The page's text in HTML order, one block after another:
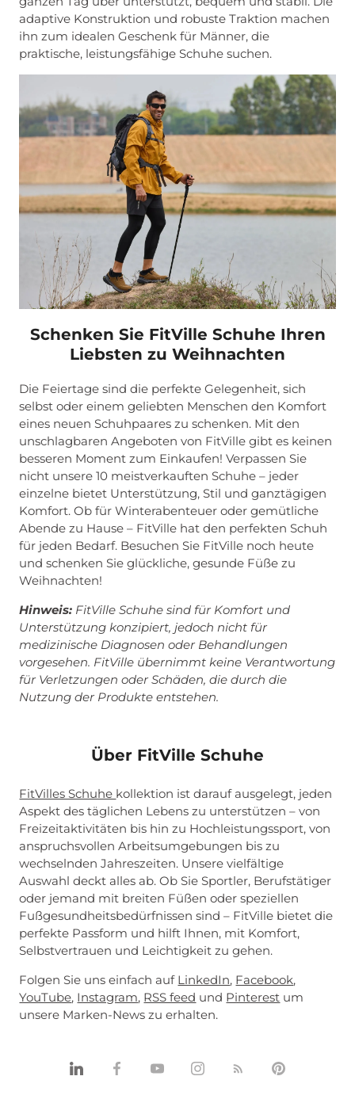
adaptive Konstruktion und robuste Traktion machen
ihn zum idealen Geschenk für Männer, die
praktische, leistungsfähige Schuhe suchen.
Schenken Sie FitVille Schuhe Ihren
Liebsten zu Weihnachten
Die Feiertage sind die perfekte Gelegenheit, sich
selbst oder einem geliebten Menschen den Komfort
eines neuen Schuhpaares zu schenken. Mit den
unschlagbaren Angeboten von FitVille gibt es keinen
besseren Moment zum Einkaufen! Verpassen Sie
nicht unsere 10 meistverkauften Schuhe – jeder
einzelne bietet Unterstützung, Stil und ganztägigen
Komfort. Ob für Winterabenteuer oder gemütliche
Abende zu Hause – FitVille hat den perfekten Schuh
für jeden Bedarf. Besuchen Sie FitVille noch heute
und schenken Sie glückliche, gesunde Füße zu
Weihnachten!
Hinweis: FitVille Schuhe sind für Komfort und
Unterstützung konzipiert, jedoch nicht für
medizinische Diagnosen oder Behandlungen
vorgesehen. FitVille übernimmt keine Verantwortung
für Verletzungen oder Schäden, die durch die
Nutzung der Produkte entstehen.
Über FitVille Schuhe
FitVilles Schuhe kollektion ist darauf ausgelegt, jeden
Aspekt des täglichen Lebens zu unterstützen – von
Freizeitaktivitäten bis hin zu Hochleistungssport, von
anspruchsvollen Arbeitsumgebungen bis zu
wechselnden Jahreszeiten. Unsere vielfältige
Auswahl deckt alles ab. Ob Sie Sportler, Berufstätiger
oder jemand mit breiten Füßen oder speziellen
Fußgesundheitsbedürfnissen sind – FitVille bietet die
perfekte Passform und hilft Ihnen, mit Komfort,
Selbstvertrauen und Leichtigkeit zu gehen.
Folgen Sie uns einfach auf LinkedIn, Facebook,
YouTube, Instagram, RSS feed und Pinterest um
unsere Marken-News zu erhalten.
Linkedin Teilen YoutubeInstagram Pinnen